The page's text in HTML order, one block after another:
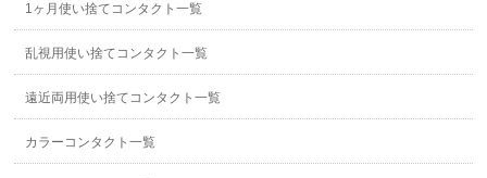
1ヶ月使い捨てコンタクト一覧
乱視用使い捨てコンタクト一覧
遠近両用使い捨てコンタクト一覧
カラーコンタクト一覧